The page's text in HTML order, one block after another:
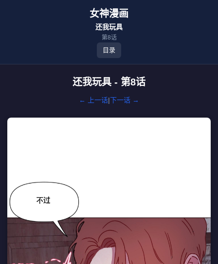
女神漫画
还我玩具
第8话
目录
还我玩具 - 第8话
← 上一话|下一话 →